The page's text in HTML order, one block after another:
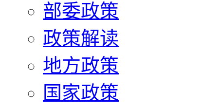
部委政策
政策解读
地方政策
国家政策